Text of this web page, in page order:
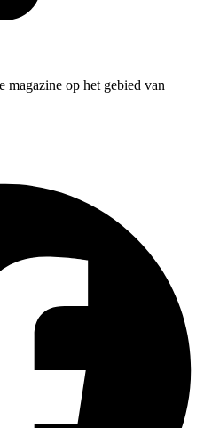
op het gebied van